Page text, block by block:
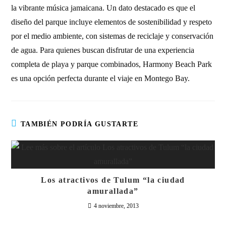
la vibrante música jamaicana. Un dato destacado es que el
diseño del parque incluye elementos de sostenibilidad y respeto
por el medio ambiente, con sistemas de reciclaje y conservación
de agua. Para quienes buscan disfrutar de una experiencia
completa de playa y parque combinados, Harmony Beach Park
es una opción perfecta durante el viaje en Montego Bay.
TAMBIÉN PODRÍA GUSTARTE
Los atractivos de Tulum “la ciudad
amurallada”
4 noviembre, 2013